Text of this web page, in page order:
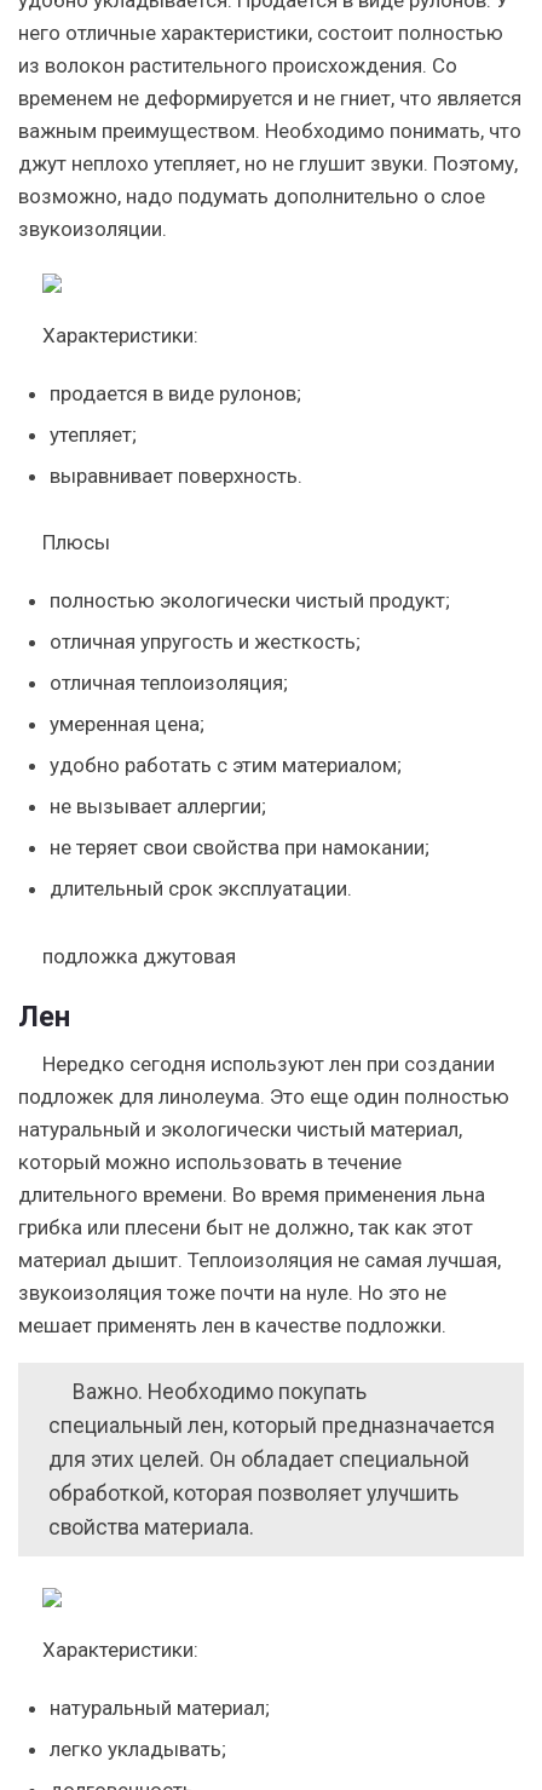
него отличные характеристики, состоит полностью
из волокон растительного происхождения. Со
временем не деформируется и не гниет, что является
важным преимуществом. Необходимо понимать, что
джут неплохо утепляет, но не глушит звуки. Поэтому,
возможно, надо подумать дополнительно о слое
звукоизоляции.
Характеристики:
продается в виде рулонов;
утепляет;
выравнивает поверхность.
Плюсы
полностью экологически чистый продукт;
отличная упругость и жесткость;
отличная теплоизоляция;
умеренная цена;
удобно работать с этим материалом;
не вызывает аллергии;
не теряет свои свойства при намокании;
длительный срок эксплуатации.
подложка джутовая
Лен
Нередко сегодня используют лен при создании
подложек для линолеума. Это еще один полностью
натуральный и экологически чистый материал,
который можно использовать в течение
длительного времени. Во время применения льна
грибка или плесени быт не должно, так как этот
материал дышит. Теплоизоляция не самая лучшая,
звукоизоляция тоже почти на нуле. Но это не
мешает применять лен в качестве подложки.
Важно. Необходимо покупать
специальный лен, который предназначается
для этих целей. Он обладает специальной
обработкой, которая позволяет улучшить
свойства материала.
Характеристики:
натуральный материал;
легко укладывать;